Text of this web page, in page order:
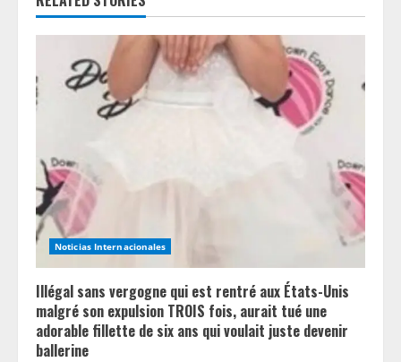
u
R
a
d
i
n
g
Noticias Internacionales
Illégal sans vergogne qui est rentré aux États-Unis
malgré son expulsion TROIS fois, aurait tué une
adorable fillette de six ans qui voulait juste devenir
ballerine